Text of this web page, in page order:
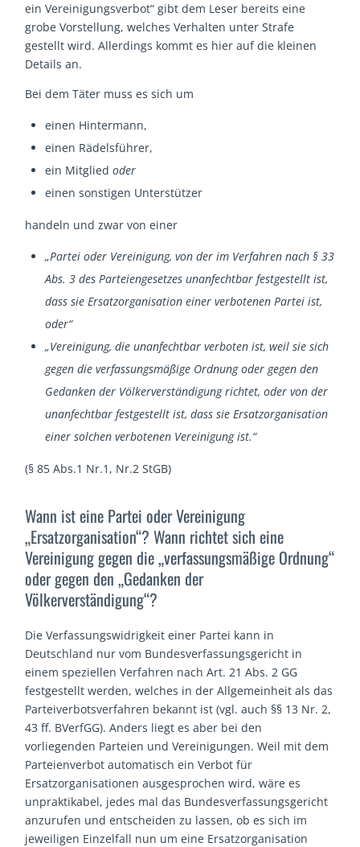
ein Vereinigungsverbot“ gibt dem Leser bereits eine
grobe Vorstellung, welches Verhalten unter Strafe
gestellt wird. Allerdings kommt es hier auf die kleinen
Details an.
Bei dem Täter muss es sich um
einen Hintermann,
einen Rädelsführer,
ein Mitgliedoder
einen sonstigen Unterstützer
handeln und zwar von einer
„Partei oder Vereinigung, von der im Verfahren nach § 33
Abs. 3 des Parteiengesetzes unanfechtbar festgestellt ist,
dass sie Ersatzorganisation einer verbotenen Partei ist,
oder“
„Vereinigung, die unanfechtbar verboten ist, weil sie sich
gegen die verfassungsmäßige Ordnung oder gegen den
Gedanken der Völkerverständigung richtet, oder von der
unanfechtbar festgestellt ist, dass sie Ersatzorganisation
einer solchen verbotenen Vereinigung ist.“
(§ 85 Abs.1 Nr.1, Nr.2 StGB)
Wann ist eine Partei oder Vereinigung
„Ersatzorganisation“? Wann richtet sich eine
Vereinigung gegen die „verfassungsmäßige Ordnung“
oder gegen den „Gedanken der
Völkerverständigung“?
Die Verfassungswidrigkeit einer Partei kann in
Deutschland nur vom Bundesverfassungsgericht in
einem speziellen Verfahren nach Art. 21 Abs. 2 GG
festgestellt werden, welches in der Allgemeinheit als das
Parteiverbotsverfahren bekannt ist (vgl. auch §§ 13 Nr. 2,
43 ff. BVerfGG). Anders liegt es aber bei den
vorliegenden Parteien und Vereinigungen. Weil mit dem
Parteienverbot automatisch ein Verbot für
Ersatzorganisationen ausgesprochen wird, wäre es
unpraktikabel, jedes mal das Bundesverfassungsgericht
anzurufen und entscheiden zu lassen, ob es sich im
jeweiligen Einzelfall nun um eine Ersatzorganisation